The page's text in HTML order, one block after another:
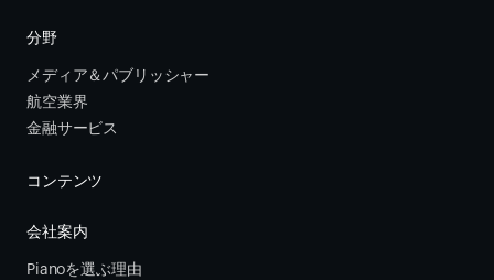
分野
メディア＆パブリッシャー
航空業界
金融サービス
コンテンツ
会社案内
Pianoを選ぶ理由